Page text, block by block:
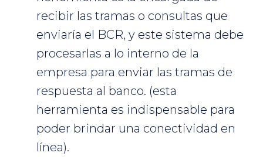
recibir las tramas o consultas que
enviaría el BCR, y este sistema debe
procesarlas a lo interno de la
empresa para enviar las tramas de
respuesta al banco. (esta
herramienta es indispensable para
poder brindar una conectividad en
línea).